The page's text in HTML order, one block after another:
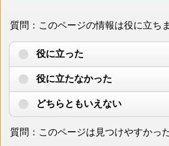
質問：このページの情報は役に立ち
役に立った
役に立たなかった
どちらともいえない
質問：このページは見つけやすかっ